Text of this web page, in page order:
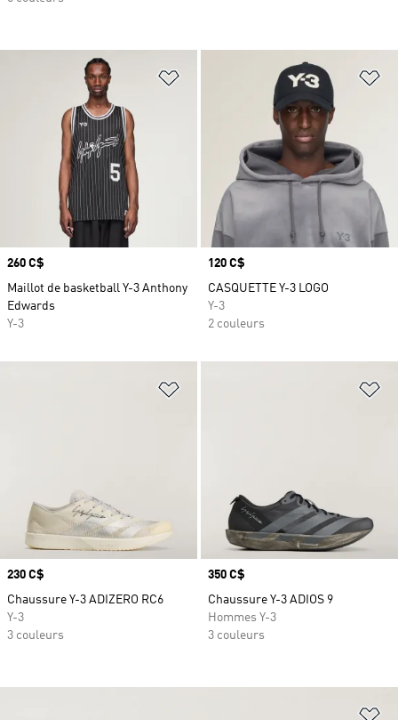
Ajouter à la Liste de produits
Prix
260 C$
Maillot de basketball Y-3 Anthony
Edwards
Y-3
Prix
120 C$
CASQUETTE Y-3 LOGO
Y-3
2 couleurs
Ajouter à la Liste de produits
Prix
230 C$
Chaussure Y-3 ADIZERO RC6
Y-3
3 couleurs
Prix
350 C$
Chaussure Y-3 ADIOS 9
Hommes Y-3
3 couleurs